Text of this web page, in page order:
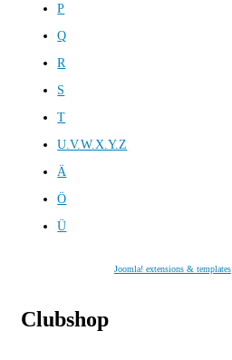
P
Q
R
S
T
U.V.W.X.Y.Z
Ä
Ö
Ü
Joomla! extensions & templates
Clubshop